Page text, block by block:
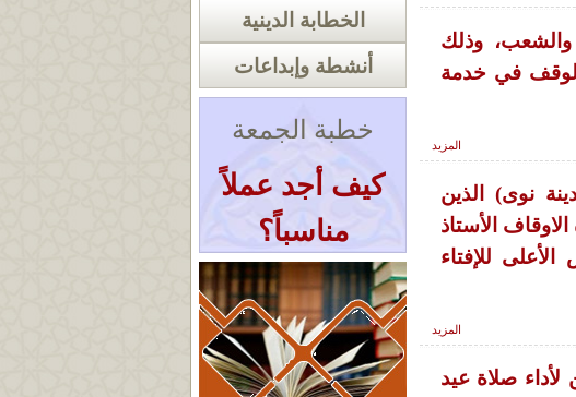
الخطابة الدينية
أنشطة وإبداعات
خطبة الجمعة
كيف أجد عملاً
مناسباً؟
« أرشيف الخطب
وذلك
في خدمة
المزيد
نوى) الذين
الأستاذ
للإفتاء
المزيد
صلاة عيد